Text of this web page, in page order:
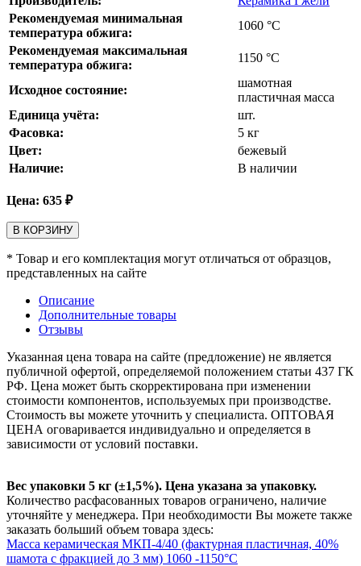
Рекомендуемая минимальная
температура обжига:
1060 °С
Рекомендуемая максимальная
температура обжига:
1150 °С
Исходное состояние:
шамотная
пластичная масса
Единица учёта:
шт.
Фасовка:
5 кг
Цвет:
бежевый
Наличие:
В наличии
Цена: 635 ₽
В КОРЗИНУ
* Товар и его комплектация могут отличаться от образцов,
представленных на сайте
Описание
Дополнительные товары
Отзывы
Указанная цена товара на сайте (предложение) не является
публичной офертой, определяемой положением статьи 437 ГК
РФ. Цена может быть скорректирована при изменении
стоимости компонентов, используемых при производстве.
Стоимость вы можете уточнить у специалиста. ОПТОВАЯ
ЦЕНА оговаривается индивидуально и определяется в
зависимости от условий поставки.
Вес упаковки 5 кг (±1,5%). Цена указана за упаковку.
Количество расфасованных товаров ограничено, наличие
уточняйте у менеджера. При необходимости Вы можете также
заказать больший объем товара здесь:
Масса керамическая МКП-4/40 (фактурная пластичная, 40%
шамота с фракцией до 3 мм) 1060 -1150°С